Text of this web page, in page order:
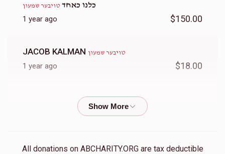
כלנו כאחד טויבער שמעון
1 year ago $150.00
JACOB KALMAN טויבער שמעון
1 year ago $18.00
כולנו כאחד
כולנו כאחדטויבער שמעון
All donations on ABCHARITY.ORG are tax deductible